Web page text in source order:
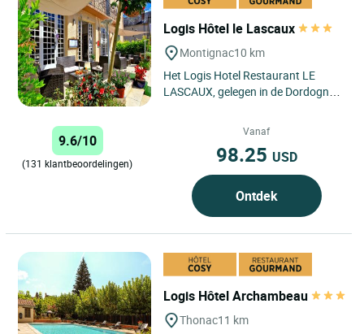
Logis Hôtel le Lascaux
Montignac10 km
Het Logis Hotel Restaurant LE
LASCAUX, gelegen in de Dordogne,
een uur van Périgueux...
9.6/10
(131 klantbeoordelingen)
Vanaf
98.25 USD
Ontdek
Logis Hôtel Archambeau
Thonac11 km